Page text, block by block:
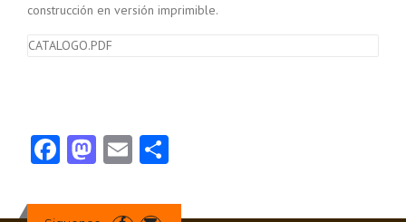
construcción en versión imprimible.
CATALOGO.PDF
Facebook
Mastodon
Email